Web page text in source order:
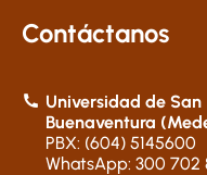
Contáctanos
Universidad de San
Buenaventura
PBX: (604) 5145600
WhatsApp: 300 702